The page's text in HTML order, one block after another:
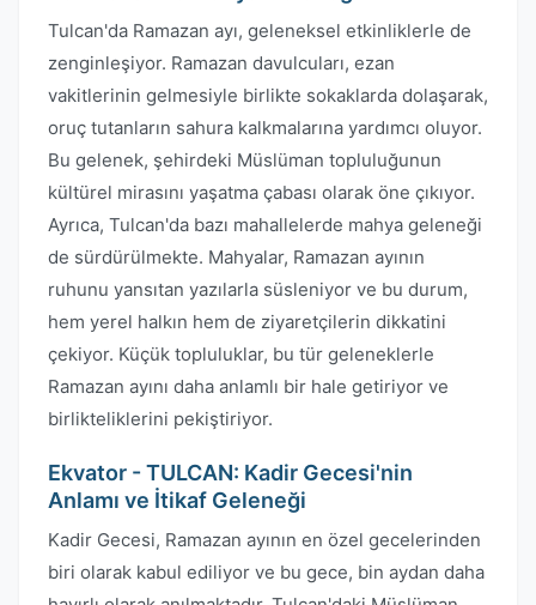
Tulcan'da Ramazan ayı, geleneksel etkinliklerle de
zenginleşiyor. Ramazan davulcuları, ezan
vakitlerinin gelmesiyle birlikte sokaklarda dolaşarak,
oruç tutanların sahura kalkmalarına yardımcı oluyor.
Bu gelenek, şehirdeki Müslüman topluluğunun
kültürel mirasını yaşatma çabası olarak öne çıkıyor.
Ayrıca, Tulcan'da bazı mahallelerde mahya geleneği
de sürdürülmekte. Mahyalar, Ramazan ayının
ruhunu yansıtan yazılarla süsleniyor ve bu durum,
hem yerel halkın hem de ziyaretçilerin dikkatini
çekiyor. Küçük topluluklar, bu tür geleneklerle
Ramazan ayını daha anlamlı bir hale getiriyor ve
birlikteliklerini pekiştiriyor.
Ekvator - TULCAN: Kadir Gecesi'nin
Anlamı ve İtikaf Geleneği
Kadir Gecesi, Ramazan ayının en özel gecelerinden
biri olarak kabul ediliyor ve bu gece, bin aydan daha